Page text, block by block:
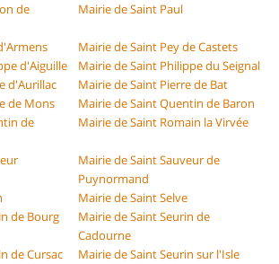
de
Mairie de Saint Paul
Mairie de Saint Pey de Castets
d'Aiguille
Mairie de Saint Philippe du Seignal
d'Aurillac
Mairie de Saint Pierre de Bat
de Mons
Mairie de Saint Quentin de Baron
de
Mairie de Saint Romain la Virvée
Mairie de Saint Sauveur de
Puynormand
Mairie de Saint Selve
de Bourg
Mairie de Saint Seurin de
Cadourne
de Cursac
Mairie de Saint Seurin sur l'Isle